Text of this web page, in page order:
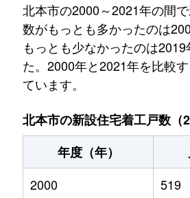
北本市の2000～2021年の間
数がもっとも多かったのは
もっとも少なかったのは
た。2000年と2021年を比較
ています。
北本市の新設住宅着工戸数（
年度（年）
2000
519